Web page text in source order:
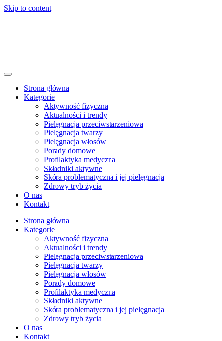
Skip to content
Strona główna
Kategorie
Aktywność fizyczna
Aktualności i trendy
Pielęgnacja przeciwstarzeniowa
Pielęgnacja twarzy
Pielęgnacja włosów
Porady domowe
Profilaktyka medyczna
Składniki aktywne
Skóra problematyczna i jej pielęgnacja
Zdrowy tryb życia
O nas
Kontakt
Strona główna
Kategorie
Aktywność fizyczna
Aktualności i trendy
Pielęgnacja przeciwstarzeniowa
Pielęgnacja twarzy
Pielęgnacja włosów
Porady domowe
Profilaktyka medyczna
Składniki aktywne
Skóra problematyczna i jej pielęgnacja
Zdrowy tryb życia
O nas
Kontakt